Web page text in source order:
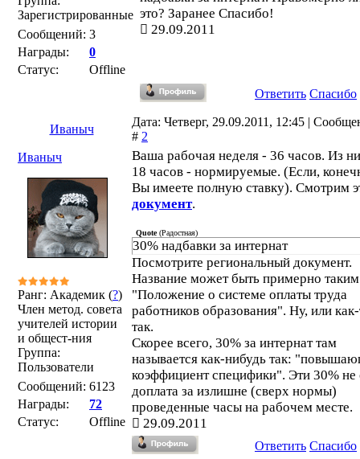
Зарегистрированные
Сообщений: 3
Награды:
0
Статус:
Offline
это? Заранее Спасибо!
29.09.2011
Ответить Спасибо
Иваныч
Дата: Четверг, 29.09.2011, 12:45 |
# 2
Иваныч
Ранг: Академик (?)
Член метод. совета
учителей истории
и общест-ния
Группа:
Пользователи
Сообщений: 6123
Награды:
72
Статус:
Offline
Ваша рабочая неделя - 36 часов. Из
18 часов - нормируемые. (Если,
Вы имеете полную ставку). Смотрим
документ.
Quote(Радостная)
30% надбавки за интернат
Посмотрите региональный документ.
Название может быть примерно таким
"Положение о системе оплаты труда
работников образования". Ну, или
так.
Скорее всего, 30% за интернат там
называется как-нибудь так:
коэффициент специфики". Эти 30% не
доплата за излишне (сверх нормы)
проведенные часы на рабочем месте.
29.09.2011
Ответить Спасибо